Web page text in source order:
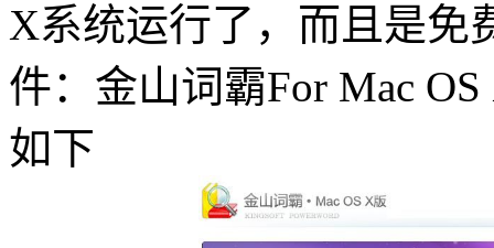
X系统运行了，而且是免
件：金山词霸For Mac
如下